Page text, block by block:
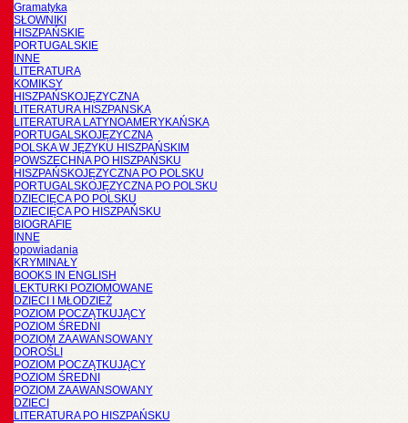
Gramatyka
SŁOWNIKI
HISZPAŃSKIE
PORTUGALSKIE
INNE
LITERATURA
KOMIKSY
HISZPAŃSKOJĘZYCZNA
LITERATURA HISZPANSKA
LITERATURA LATYNOAMERYKAŃSKA
PORTUGALSKOJĘZYCZNA
POLSKA W JĘZYKU HISZPAŃSKIM
POWSZECHNA PO HISZPAŃSKU
HISZPAŃSKOJĘZYCZNA PO POLSKU
PORTUGALSKOJĘZYCZNA PO POLSKU
DZIECIĘCA PO POLSKU
DZIECIĘCA PO HISZPAŃSKU
BIOGRAFIE
INNE
opowiadania
KRYMINAŁY
BOOKS IN ENGLISH
LEKTURKI POZIOMOWANE
DZIECI I MŁODZIEŻ
POZIOM POCZĄTKUJĄCY
POZIOM ŚREDNI
POZIOM ZAAWANSOWANY
DOROŚLI
POZIOM POCZĄTKUJĄCY
POZIOM ŚREDNI
POZIOM ZAAWANSOWANY
DZIECI
LITERATURA PO HISZPAŃSKU